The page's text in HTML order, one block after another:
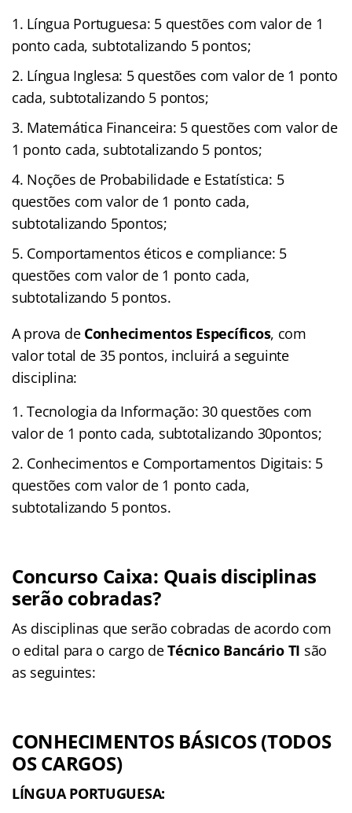
Língua Portuguesa: 5 questões com valor de 1
ponto cada, subtotalizando 5 pontos;
Língua Inglesa: 5 questões com valor de 1 ponto
cada, subtotalizando 5 pontos;
Matemática Financeira: 5 questões com valor de
1 ponto cada, subtotalizando 5 pontos;
Noções de Probabilidade e Estatística: 5
questões com valor de 1 ponto cada,
subtotalizando 5pontos;
Comportamentos éticos e compliance: 5
questões com valor de 1 ponto cada,
subtotalizando 5 pontos.
A prova de Conhecimentos Específicos, com
valor total de 35 pontos, incluirá a seguinte
disciplina:
Tecnologia da Informação: 30 questões com
valor de 1 ponto cada, subtotalizando 30pontos;
Conhecimentos e Comportamentos Digitais: 5
questões com valor de 1 ponto cada,
subtotalizando 5 pontos.
Concurso Caixa: Quais disciplinas
serão cobradas?
As disciplinas que serão cobradas de acordo com
o edital para o cargo deTécnico Bancário TI são
as seguintes:
CONHECIMENTOS BÁSICOS (TODOS
OS CARGOS)
LÍNGUA PORTUGUESA: